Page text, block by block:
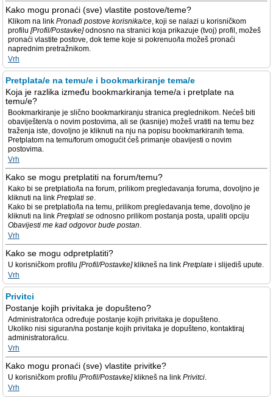
Kako mogu pronaći (sve) vlastite postove/teme?
Klikom na link Pronađi postove korisnika/ce, koji se nalazi u korisničkom
profilu [Profil/Postavke]odnosno na stranici koja prikazuje (tvoj) profil, možeš
pronaći vlastite postove, dok teme koje si pokrenuo/la možeš pronaći
naprednim pretražnikom.
Vrh
Pretplata/e na temu/e i bookmarkiranje tema/e
Koja je razlika između bookmarkiranja teme/a i pretplate na
temu/e?
Bookmarkiranje je slično bookmarkiranju stranica preglednikom. Nećeš biti
obaviješten/a o novim postovima, ali se (kasnije) možeš vratiti na temu bez
traženja iste, dovoljno je kliknuti na nju na popisu bookmarkiranih tema.
Pretplatom na temu/forum omogućit ćeš primanje obavijesti o novim
postovima.
Vrh
Kako se mogu pretplatiti na forum/temu?
Kako bi se pretplatio/la na forum, prilikom pregledavanja foruma, dovoljno je
kliknuti na link Pretplati se.
Kako bi se pretplatio/la na temu, prilikom pregledavanja teme, dovoljno je
kliknuti na link Pretplati se odnosno prilikom postanja posta, upaliti opciju
Obavijesti me kad odgovor bude postan.
Vrh
Kako se mogu odpretplatiti?
U korisničkom profilu [Profil/Postavke]klikneš na link Pretplate i slijediš upute.
Vrh
Privitci
Postanje kojih privitaka je dopušteno?
Administrator/ica određuje postanje kojih privitaka je dopušteno.
Ukoliko nisi siguran/na postanje kojih privitaka je dopušteno, kontaktiraj
administratora/icu.
Vrh
Kako mogu pronaći (sve) vlastite privitke?
U korisničkom profilu [Profil/Postavke]klikneš na link Privitci.
Vrh